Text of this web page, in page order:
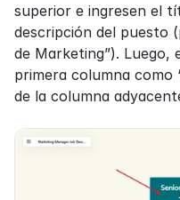
superior e ingresen el
descripción del puesto
de Marketing”). Luego,
primera columna como
de la columna